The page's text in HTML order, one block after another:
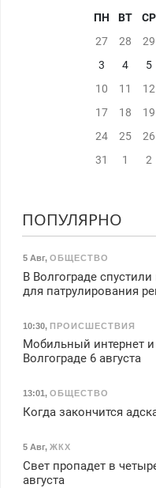
ПН
ВТ СР
27
28 29
3
4 5
10
11 12
17
18 19
24
25 26
31
1 2
ПОПУЛЯРНО
5 Авг, ОБЩЕСТВО
В Волгограде
для патрулирования
10:30, ПРОИСШЕСТВИЯ
Мобильный интернет и
Волгограде 6 августа
13:01, ОБЩЕСТВО
Когда закончится
5 Авг, ЖКХ
Свет пропадет в
августа